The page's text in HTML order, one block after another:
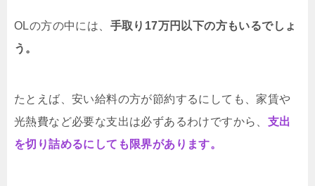
OLの方の中には、 手取り17万円以下の方もいるでしょ
う。
たとえば、安い給料の方が節約するにしても、家賃や
光熱費など必要な支出は必ずあるわけですから、 支出
を切り詰めるにしても限界があります。